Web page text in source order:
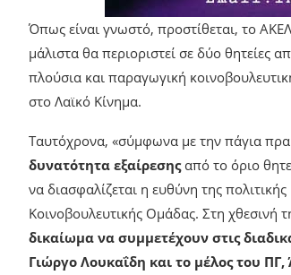
Όπως είναι γνωστό, προστίθεται, το
μάλιστα θα περιοριστεί σε δύο θητείες
πλούσια και παραγωγική
στο Λαϊκό Κίνημα.
Ταυτόχρονα, «σύμφωνα με την πάγια
δυνατότητα εξαίρεσηςαπό το όριο
να διασφαλίζεται η ευθύνη της
Κοινοβουλευτικής Ομάδας. Στη
δικαίωμα να συμμετέχουν στις
Γιώργο Λουκαΐδη και το μέλος του